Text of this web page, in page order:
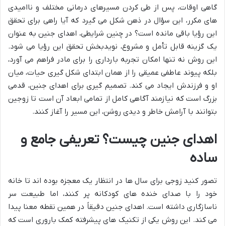
گاهی اوقات، پس از طی کردن مسیرهای درمانی مختلف و ناامیدی
های مکرر، این سؤال در ذهن شکل می گیرد که آیا راهی برای تحقق
این رؤیا باقی مانده است؟ در چنین شرایطی، اهدای جنین به عنوان
یک گزینه قابل تأمل و مشروع، نویدبخش تحقق این رؤیا می شود.
این روش نه تنها امکان تجربه بارداری را برای مادر فراهم می آورد،
بلکه پیوند عاطفی عمیقی را از همان ابتدای شکل گیری حیات، میان
او و فرزندش ایجاد می کند. تصمیم گیری برای اهدای جنین، قدمی
بزرگ است که نیازمند آگاهی کامل از تمامی ابعاد آن است تا زوجین
بتوانند با آرامش خاطر و دیدی روشن، این مسیر را آغاز کنند.
اهدای جنین چیست؟ تعریفی جامع و
ساده
تصور کنید زوجی برای سال ها در انتظار یک معجزه بوده اند تا خانه
خود را با صدای خنده های کودکانه پر کنند، اما طبیعت سر
ناسازگاری داشته است. اهدای جنین دقیقاً در همین نقطه معنا پیدا
می کند. این روش یکی از تکنیک های پیشرفته کمک باروری است که